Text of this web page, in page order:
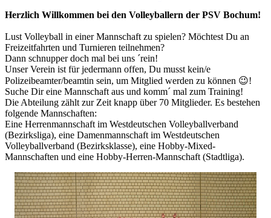
Herzlich Willkommen bei den Volleyballern der PSV Bochum!
Lust Volleyball in einer Mannschaft zu spielen? Möchtest Du an
Freizeitfahrten und Turnieren teilnehmen?
Dann schnupper doch mal bei uns ´rein!
Unser Verein ist für jedermann offen, Du musst kein/e
Polizeibeamter/beamtin sein, um Mitglied werden zu können 😉!
Suche Dir eine Mannschaft aus und komm´ mal zum Training!
Die Abteilung zählt zur Zeit knapp über 70 Mitglieder. Es bestehen
folgende Mannschaften:
Eine Herrenmannschaft im Westdeutschen Volleyballverband
(Bezirksliga), eine Damenmannschaft im Westdeutschen
Volleyballverband (Bezirksklasse), eine Hobby-Mixed-
Mannschaften und eine Hobby-Herren-Mannschaft (Stadtliga).